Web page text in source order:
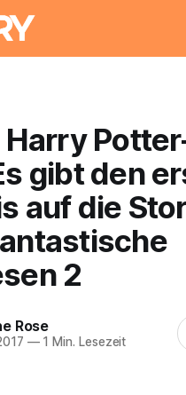
Harry
gibt den
auf die
2
Rose
—1 Min. Lesezeit